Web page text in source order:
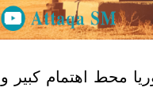
محط اهتمام كبير